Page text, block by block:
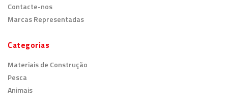
Contacte-nos
Marcas Representadas
Categorias
Materiais de Construção
Pesca
Animais